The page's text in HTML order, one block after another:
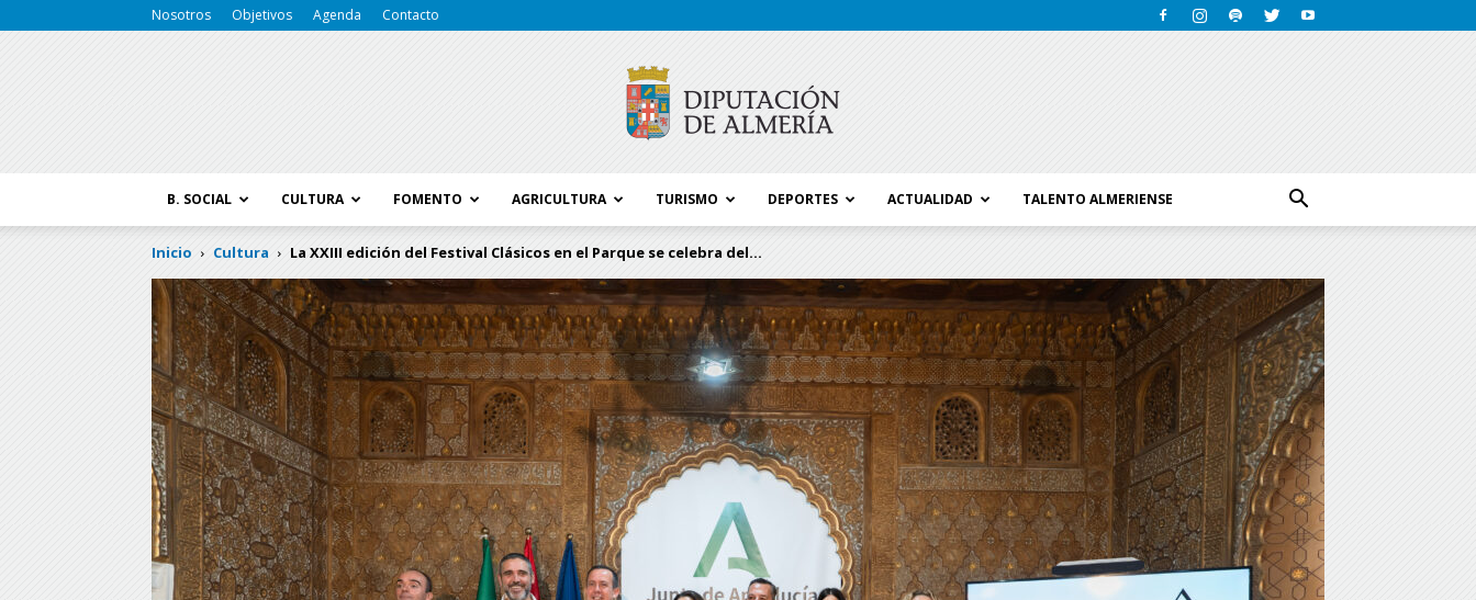
Nosotros Objetivos Agenda Contacto
Diputación
de
B. SOCIAL CULTURA FOMENTO AGRICULTURA TURISMO DEPORTES ACTUALIDAD TALENTO ALMERIENSE
Inicio Cultura La XXIII edición del Festival Clásicos en el Parque se celebra del...